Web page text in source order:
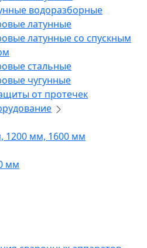
водоразборные
латунные
латунные со спускным
стальные
чугунные
от протечек
1200 мм, 1600 мм
мм